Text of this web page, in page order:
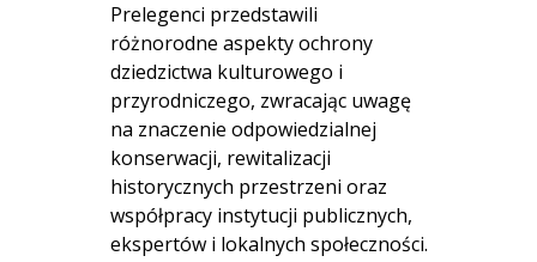
Prelegenci przedstawili
różnorodne aspekty ochrony
dziedzictwa kulturowego i
przyrodniczego, zwracając uwagę
na znaczenie odpowiedzialnej
konserwacji, rewitalizacji
historycznych przestrzeni oraz
współpracy instytucji publicznych,
ekspertów i lokalnych społeczności.